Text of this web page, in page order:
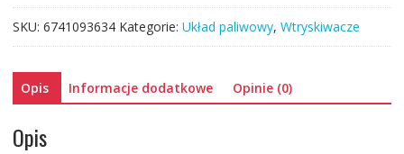
3.0
059130277CC
SKU: 6741093634 Kategorie: Układ paliwowy, Wtryskiwacze
Opis Informacje dodatkowe Opinie (0)
Opis